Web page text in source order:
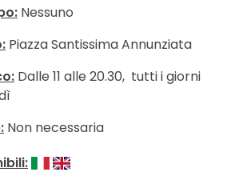
Nessuno
Piazza Santissima Annunziata
Dalle 11 alle 20.30, tutti i giorni
Non necessaria